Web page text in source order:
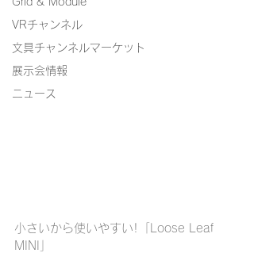
VRチャンネル
文具チャンネルマーケット
展示会情報
ニュース
小さいから使いやすい!「Loose Leaf
MINI」